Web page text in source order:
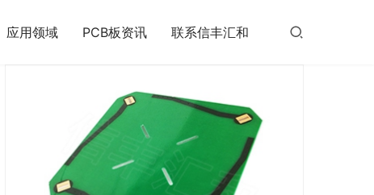
应用领域 PCB板资讯 联系信丰汇和